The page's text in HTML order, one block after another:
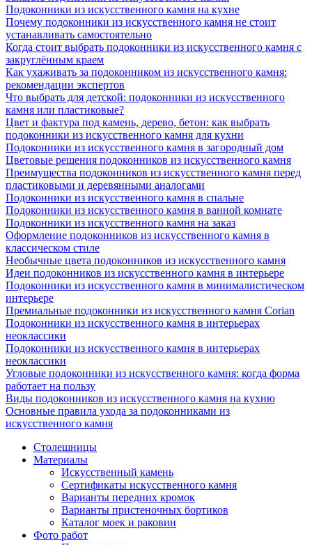
Подоконники из искусственного камня на кухне
Почему подоконники из искусственного камня не стоит
устанавливать самостоятельно
Когда стоит выбрать подоконники из искусственного камня с
закруглённым краем
Как ухаживать за подоконником из искусственного камня:
рекомендации экспертов
Что выбрать для детской: подоконники из искусственного
камня или пластиковые?
Цвет и фактура под камень, дерево, бетон: как выбрать
подоконники из искусственного камня для кухни
Подоконники из искусственного камня в загородный дом
Цветовые решения подоконников из искусственного камня
Преимущества подоконников из искусственного камня перед
пластиковыми и деревянными аналогами
Подоконники из искусственного камня в спальне
Подоконники из искусственного камня в ванной комнате
Подоконники из искусственного камня на заказ
Оформление подоконников из искусственного камня в
классическом стиле
Необычные цвета подоконников из искусственного камня
Идеи подоконников из искусственного камня в интерьере
Подоконники из искусственного камня в минималистическом
интерьере
Премиальные подоконники из искусственного камня Corian
Подоконники из искусственного камня в интерьерах
неоклассики
Подоконники из искусственного камня в интерьерах
неоклассики
Угловые подоконники из искусственного камня: когда форма
работает на пользу
Виды подоконников из искусственного камня на кухню
Основные правила ухода за подоконниками из
искусственного камня
Столешницы
Материалы
Искусственный камень
Сертификаты искусственного камня
Варианты передних кромок
Варианты пристеночных бортиков
Каталог моек и раковин
Фото работ